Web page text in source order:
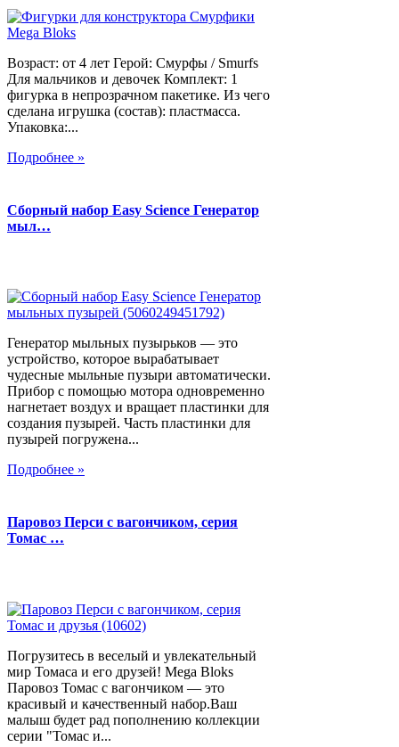
Возраст: от 4 лет Герой: Смурфы / Smurfs
Для мальчиков и девочек Комплект: 1
фигурка в непрозрачном пакетике. Из чего
сделана игрушка (состав): пластмасса.
Упаковка:...
Подробнее »
Сборный набор Easy Science Генератор
мыл…
Генератор мыльных пузырьков — это
устройство, которое вырабатывает
чудесные мыльные пузыри автоматически.
Прибор с помощью мотора одновременно
нагнетает воздух и вращает пластинки для
создания пузырей. Часть пластинки для
пузырей погружена...
Подробнее »
Паровоз Перси с вагончиком, серия
Томас …
Погрузитесь в веселый и увлекательный
мир Томаса и его друзей! Mega Bloks
Паровоз Томас с вагончиком — это
красивый и качественный набор.Ваш
малыш будет рад пополнению коллекции
серии "Томас и...